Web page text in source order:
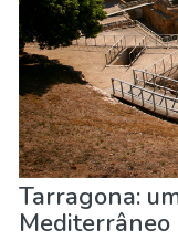
Tarragona:
Mediterrâneo